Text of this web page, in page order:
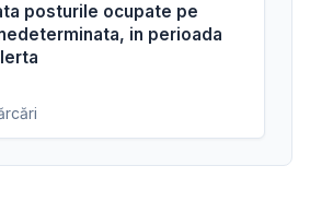
posturile ocupate pe
in perioada